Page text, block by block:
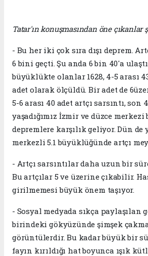
Tatar'ın konuşmasından öne çıkanlar
- Bu her iki çok sıra dışı deprem.
6 bini geçti. Şu anda 6 bin 40'a
büyüklükte olanlar 1628, 4-5 arası
adet olarak ölçüldü. Bir adet de
5-6 arası 40 adet artçı sarsıntı, son
yaşadığımız İzmir ve düzce
depremlere karşılık geliyor. Dün de
merkezli 5.1 büyüklüğünde artçı
- Artçı sarsıntılar daha uzun bir
Bu artçılar 5 ve üzerine çıkabilir.
girilmemesi büyük önem taşıyor.
- Sosyal medyada sıkça paylaşılan
birindeki gökyüzünde şimşek
görüntülerdir. Bu kadar büyük bir
fayın kırıldığı hat boyunca ışık